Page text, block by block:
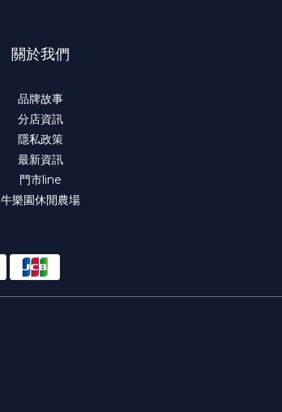
關於我們
品牌故事
分店資訊
隱私政策
最新資訊
門市line
牛樂園休閒農場